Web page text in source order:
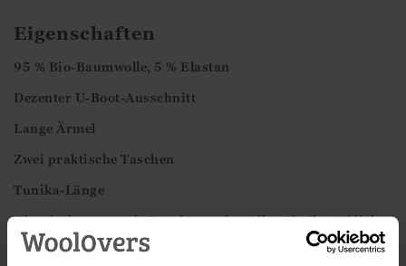
Eigenschaften
95 % Bio-Baumwolle, 5 % Elastan
Dezenter U-Boot-Ausschnitt
Lange Ärmel
Zwei praktische Taschen
Tunika-Länge
Klassische, normale Passform – bestellen Sie Ihre übliche
Größe